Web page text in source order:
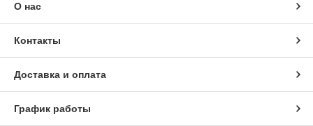
О нас
Контакты
Доставка и оплата
График работы